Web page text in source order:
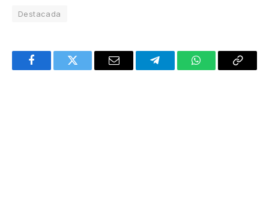
Destacada
FacebookTwitter Email TelegramWhatsAppCopy